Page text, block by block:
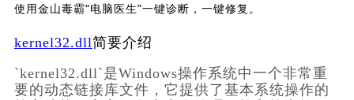
使用金山毒霸“电脑医生”一键诊断，一键修复。
kernel32.dll简要介绍
`kernel32.dll`是Windows操作系统中一个非常重
要的动态链接库文件，它提供了基本系统操作的